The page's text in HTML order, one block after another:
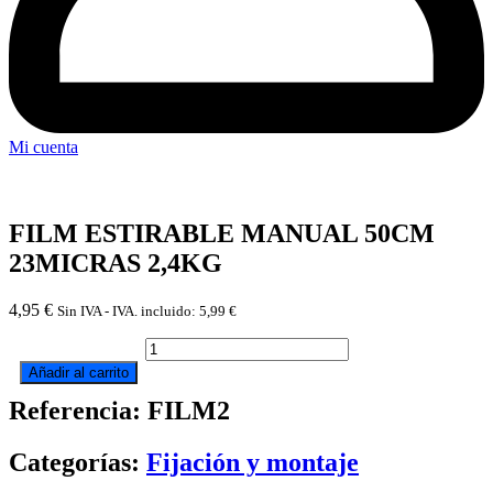
Mi cuenta
FILM ESTIRABLE MANUAL 50CM
23MICRAS 2,4KG
4,95 € Sin IVA - IVA. incluido: 5,99 €
FILM
ESTIRABLE
50CM
23MICRAS
cantidad
Añadir al carrito
Referencia: FILM2
Categorías: Fijación y montaje